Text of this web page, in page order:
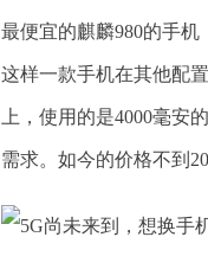
最便宜的麒麟980的手机
这样一款手机在其他配
上，使用的是4000毫安
需求。如今的价格不到